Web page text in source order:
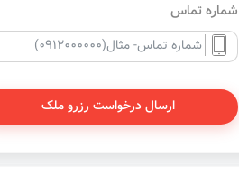
شماره تماس
ارسال درخواست رزرو ملک